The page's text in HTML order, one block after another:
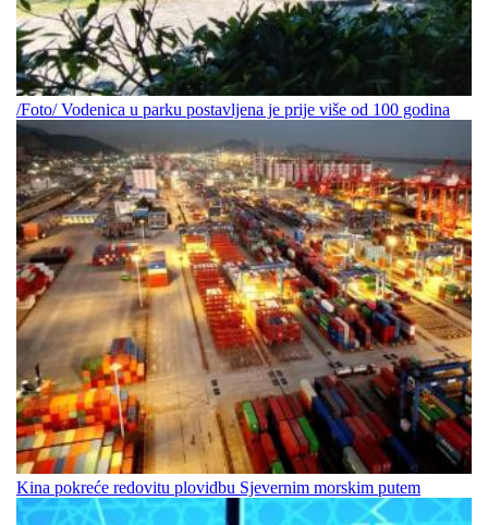
/Foto/ Vodenica u parku postavljena je prije više od 100 godina
Kina pokreće redovitu plovidbu Sjevernim morskim putem